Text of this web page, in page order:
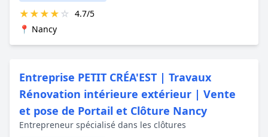
★★★★☆ 4.7/5
📍 Nancy
Entreprise PETIT CRÉA'EST | Travaux
Rénovation intérieure extérieur | Vente
et pose de Portail et Clôture Nancy
Entrepreneur spécialisé dans les clôtures